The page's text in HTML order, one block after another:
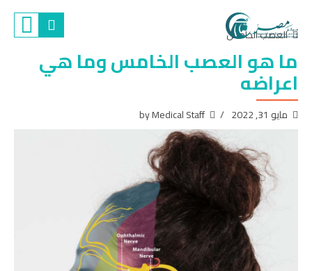
العصب الخامس
ما هو العصب الخامس وما هي
اعراضه
مايو 31, 2022 by Medical Staff